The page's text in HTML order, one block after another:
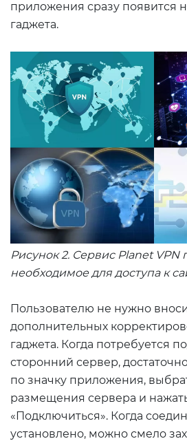
приложения сразу появится
гаджета.
Рисунок 2. Сервис Planet VPN
необходимое для доступа к
Пользователю не нужно
дополнительных
гаджета. Когда потребуется
сторонний сервер,
по значку приложения,
размещения сервера и
«Подключиться». Когда
установлено, можно смело